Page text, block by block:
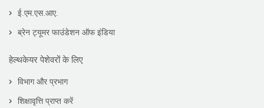
ई.एम.एस.आए.
ब्रेन ट्यूमर फाउंडेशन ऑफ इंडिया
हेल्थकेयर पेशेवरों के लिए
विभाग और प्रभाग
शिक्षावृत्ति प्राप्त करें